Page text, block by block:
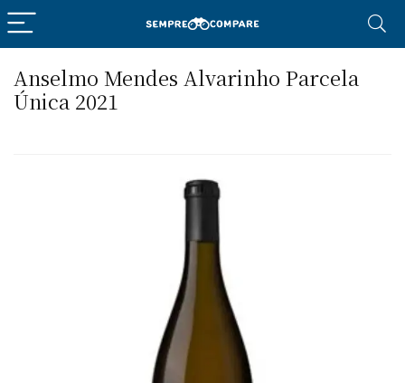
Anselmo Mendes Alvarinho Parcela
Única 2021